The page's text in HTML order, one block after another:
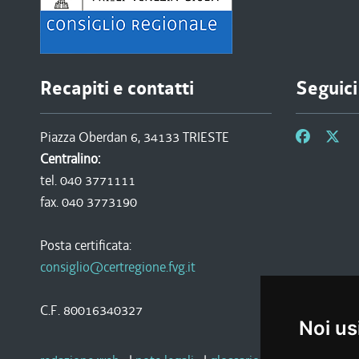
Noi
Recapiti e contatti
Piazza Oberdan 6, 34133 TRIESTE
Centralino:
tel. 040 3771111
fax. 040 3773190
Posta certificata:
consiglio@certregione.fvg.it
C.F. 80016340327